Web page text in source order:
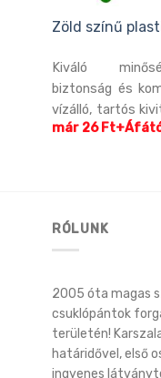
Zöld színű
Kiváló
biztonság és
vízálló, tartós
már 26
RÓLUNK
2005 óta magas
csuklópántok
területén!
határidővel, első
ingyenes